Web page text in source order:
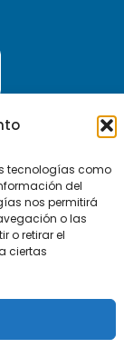
tecnologías como
del
nos permitirá
o las
o retirar el
ciertas
RIF: J-